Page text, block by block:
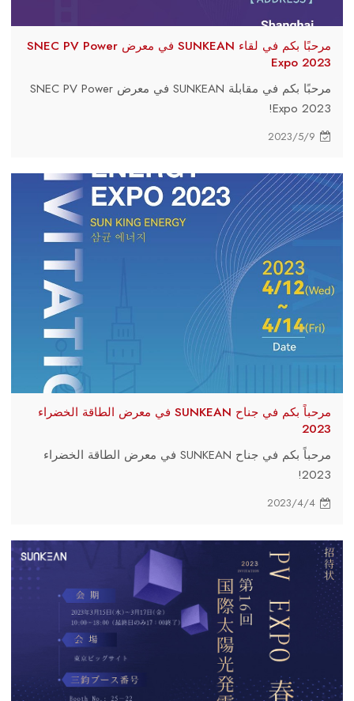
مرحبًا بكم في لقاء SUNKEAN في معرض SNEC PV Power
Expo 2023
مرحبًا بكم في مقابلة SUNKEAN في معرض SNEC PV Power
Expo 2023!
2023/5/9
مرحباً بكم في جناح SUNKEAN في معرض الطاقة الخضراء
2023
مرحباً بكم في جناح SUNKEAN في معرض الطاقة الخضراء
2023!
2023/4/4